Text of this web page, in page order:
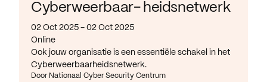
Cyberweerbaar- heidsnetwerk
02 Oct 2025 - 02 Oct 2025
Online
Ook jouw organisatie is een essentiële schakel in het
Cyberweerbaarheidsnetwerk.
Door Nationaal Cyber Security Centrum